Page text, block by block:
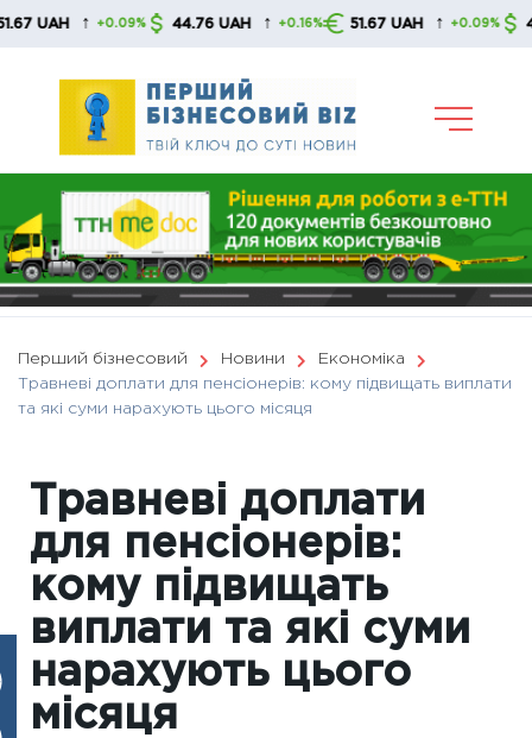
Skip
↑ +0.09% 44.76 UAH ↑ +0.16% 51.67 UAH ↑ +0.09% 44.76
Перший бізнесовий Новини
Економіка
Травневі доплати для пенсіонерів: кому підвищать виплати
та які суми нарахують цього місяця
Травневі доплати
для пенсіонерів:
кому підвищать
виплати та які суми
нарахують цього
місяця